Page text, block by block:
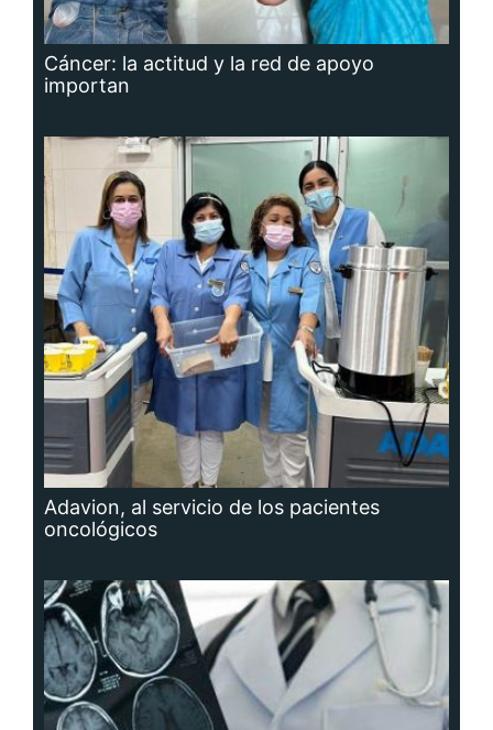
Cáncer: la actitud y la red de apoyo
importan
Adavion, al servicio de los pacientes
oncológicos